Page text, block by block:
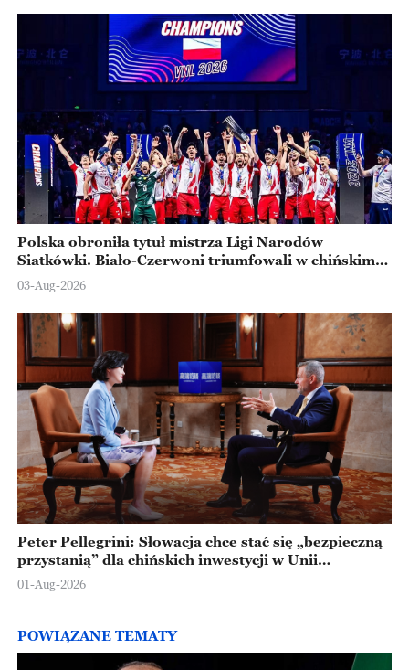
Polska obroniła tytuł mistrza Ligi Narodów
Siatkówki. Biało-Czerwoni triumfowali w chińskim
Ningbo
03-Aug-2026
Peter Pellegrini: Słowacja chce stać się „bezpieczną
przystanią” dla chińskich inwestycji w Unii
Europejskiej
01-Aug-2026
POWIĄZANE TEMATY